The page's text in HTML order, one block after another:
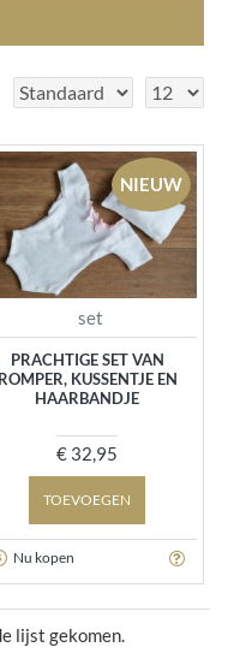
NIEUW
set
PRACHTIGE SET VAN
ROMPER, KUSSENTJE EN
HAARBANDJE
€ 32,95
TOEVOEGEN
Nu kopen
lijst gekomen.